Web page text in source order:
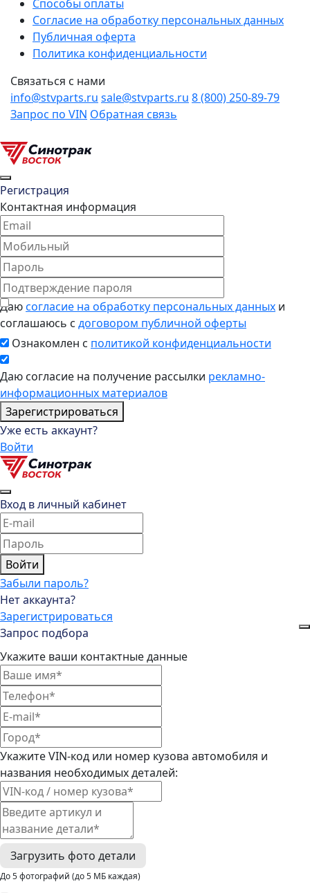
Способы оплаты
Согласие на обработку персональных данных
Публичная оферта
Политика конфиденциальности
Связаться с нами
info@stvparts.ru sale@stvparts.ru 8 (800) 250-89-79
Запрос по VIN Обратная связь
Регистрация
Контактная информация
Даюсогласие на обработку персональных данных и
соглашаюсь с договором публичной оферты
Ознакомлен с политикой конфиденциальности
Даю согласие на получение рассылки рекламно-
информационных материалов
Зарегистрироваться
Уже есть аккаунт?
Войти
Вход в личный кабинет
Войти
Забыли пароль?
Нет аккаунта?
Зарегистрироваться
Запрос подбора
Укажите ваши контактные данные
Укажите VIN-код или номер кузова автомобиля и
названия необходимых деталей:
Загрузить фото детали
До 5 фотографий (до 5 МБ каждая)